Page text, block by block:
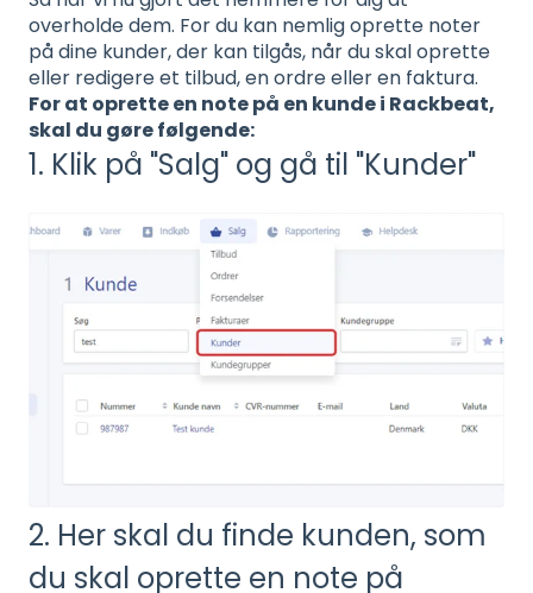
overholde dem. For du kan nemlig oprette noter
på dine kunder, der kan tilgås, når du skal oprette
eller redigere et tilbud, en ordre eller en faktura.
For at oprette en note på en kunde i Rackbeat,
skal du gøre følgende:
1. Klik på "Salg" og gå til "Kunder"
2. Her skal du finde kunden, som
du skal oprette en note på